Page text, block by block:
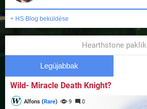
+ HS Blog beküldése
Hearthstone paklik
Legújabbak
Wild- Miracle Death Knight?
Alfons (Rare) 9 0